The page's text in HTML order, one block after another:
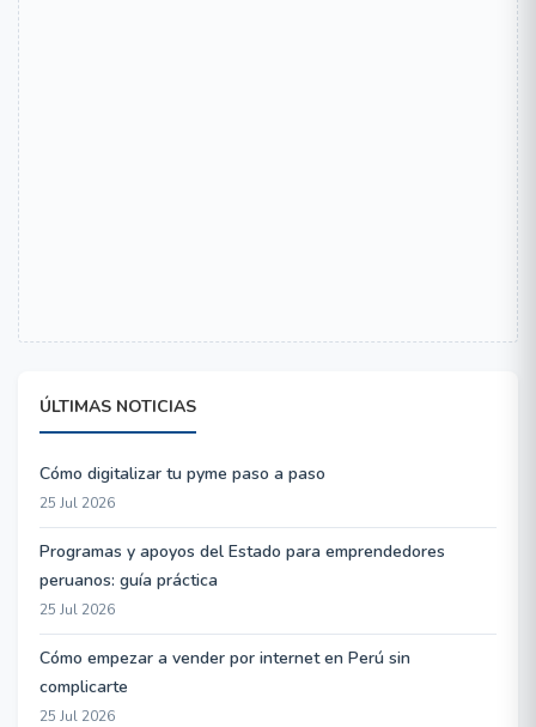
ÚLTIMAS NOTICIAS
Cómo digitalizar tu pyme paso a paso
25 Jul 2026
Programas y apoyos del Estado para emprendedores
peruanos: guía práctica
25 Jul 2026
Cómo empezar a vender por internet en Perú sin
complicarte
25 Jul 2026